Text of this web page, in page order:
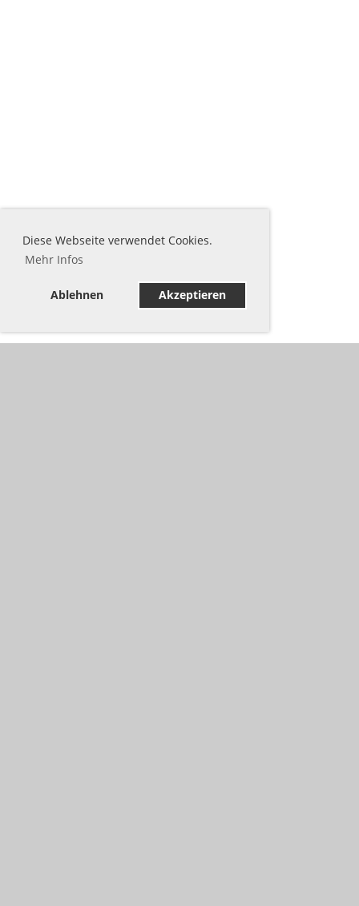
Diese Webseite verwendet Cookies.
Mehr Infos
Ablehnen Akzeptieren